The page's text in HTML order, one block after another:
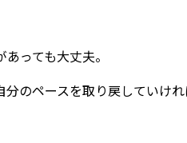
っても大丈夫。
のペースを取り戻していけれ